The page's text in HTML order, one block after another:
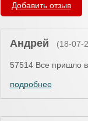
Добавить отзыв
Андрей (18-07-
57514 Все пришло
подробнее